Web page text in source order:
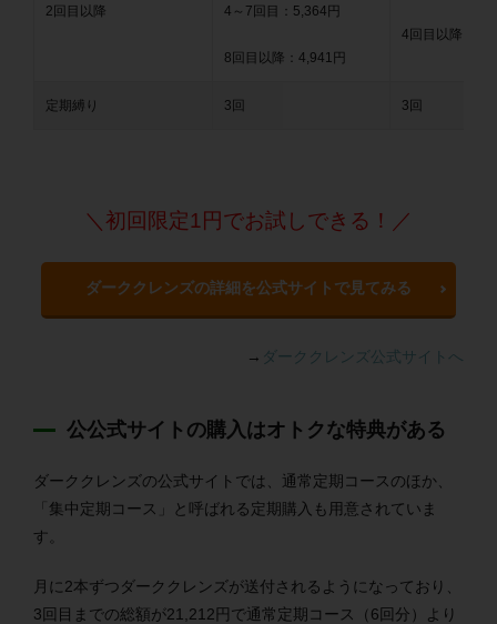
2回目以降 4～7回目：5,364円
8回目以降：4,941円
4回目以降：
定期縛り 3回 3回
＼初回限定1円でお試しできる！／
ダーククレンズの詳細を公式サイトで見てみる
→ ダーククレンズ公式サイトへ
公公式サイトの購入はオトクな特典がある
ダーククレンズの公式サイトでは、通常定期コースのほか、
「集中定期コース」と呼ばれる定期購入も用意されていま
す。
月に2本ずつダーククレンズが送付されるようになっており、
3回目までの総額が21,212円で通常定期コース（6回分）より